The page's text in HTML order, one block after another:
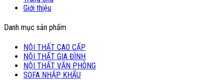
Giới thiệu
Danh mục sản phẩm
NỘI THẤT CAO CẤP
NỘI THẤT GIA ĐÌNH
NỘI THẤT VĂN PHÒNG
SOFA NHẬP KHẨU